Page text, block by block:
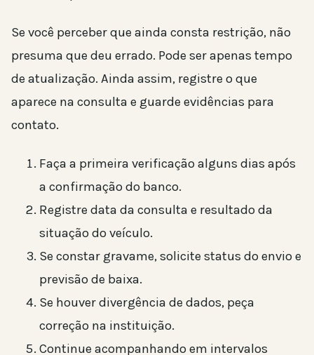
Se você perceber que ainda consta restrição, não
presuma que deu errado. Pode ser apenas tempo
de atualização. Ainda assim, registre o que
aparece na consulta e guarde evidências para
contato.
Faça a primeira verificação alguns dias após
a confirmação do banco.
Registre data da consulta e resultado da
situação do veículo.
Se constar gravame, solicite status do envio e
previsão de baixa.
Se houver divergência de dados, peça
correção na instituição.
Continue acompanhando em intervalos